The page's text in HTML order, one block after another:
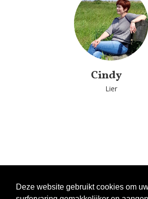
Deze website gebruikt cookies om
Cindy
Lier